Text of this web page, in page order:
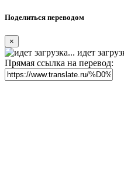
Поделиться переводом
×
идет
Прямая ссылка на перевод: